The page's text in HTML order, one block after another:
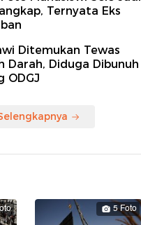
Ternyata Eks
Ditemukan Tewas
Darah, Diduga Dibunuh
ODGJ
5 Foto